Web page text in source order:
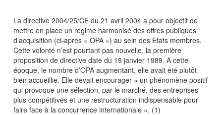
La directive 2004/25/CE du 21 avril 2004 a pour objectif de
mettre en place un régime harmonisé des offres publiques
d’acquisition (ci-après « OPA ») au sein des Etats membres.
Cette volonté n’est pourtant pas nouvelle, la première
proposition de directive date du 19 janvier 1989. A cette
époque, le nombre d’OPA augmentant, elle avait été plutôt
bien accueillie. Elle devait encourager « un phénomène positif
qui provoque une sélection, par le marché, des entreprises
plus compétitives et une restructuration indispensable pour
faire face à la concurrence internationale ». (1)